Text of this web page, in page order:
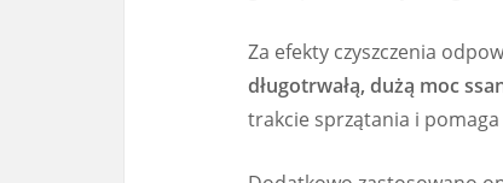
Za efekty czyszczenia
długotrwałą, dużą moc
trakcie sprzątania i